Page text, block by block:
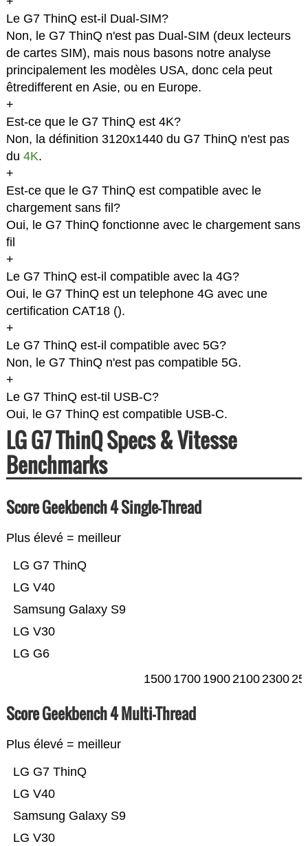
Le G7 ThinQ est-il Dual-SIM?
Non, le G7 ThinQ n'est pas Dual-SIM (deux lecteurs
de cartes SIM), mais nous basons notre analyse
principalement les modèles USA, donc cela peut
êtredifferent en Asie, ou en Europe.
+
Est-ce que le G7 ThinQ est 4K?
Non, la définition 3120x1440 du G7 ThinQ n'est pas
du 4K.
+
Est-ce que le G7 ThinQ est compatible avec le
chargement sans fil?
Oui, le G7 ThinQ fonctionne avec le chargement sans
fil
+
Le G7 ThinQ est-il compatible avec la 4G?
Oui, le G7 ThinQ est un telephone 4G avec une
certification CAT18 ().
+
Le G7 ThinQ est-il compatible avec 5G?
Non, le G7 ThinQ n'est pas compatible 5G.
+
Le G7 ThinQ est-til USB-C?
Oui, le G7 ThinQ est compatible USB-C.
LG G7 ThinQ Specs & Vitesse
Benchmarks
Score Geekbench 4 Single-Thread
Plus élevé = meilleur
LG G6
LG V30
Samsung Galaxy S9
LG V40
LG G7 ThinQ
1500 1700 190021002300
Score Geekbench 4 Multi-Thread
Plus élevé = meilleur
LG V30
Samsung Galaxy S9
LG V40
LG G7 ThinQ